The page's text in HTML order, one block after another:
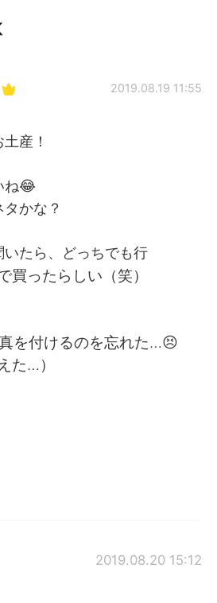
de idiomas
العربية
한국어
2019.08.19 11:55
産！
ね😂
かな？
いたら、どっちでも行
買ったらしい（笑）
を付けるのを忘れた…😣
た…）
2019.08.20 15:12